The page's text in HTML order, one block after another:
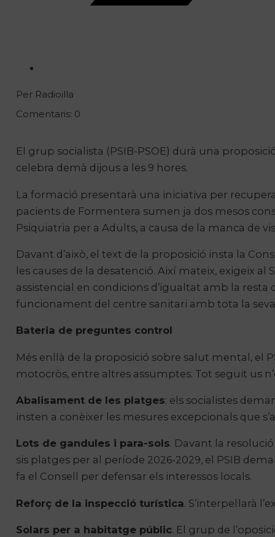
Per Radioilla
Comentaris: 0
El grup socialista (PSIB-PSOE) durà una
celebra demà dijous a les 9 hores.
La formació presentarà una iniciativa per
pacients de Formentera sumen ja dos mesos
Psiquiatria per a Adults, a causa de la manca de
Davant d’això, el text de la proposició insta la
les causes de la desatenció. Així mateix, exigeix
assistencial en condicions d’igualtat amb la resta
funcionament del centre sanitari amb tota la seva
Bateria de preguntes control
Més enllà de la proposició sobre salut mental, el
motocròs, entre altres assumptes. Tot seguit us
Abalisament de les platges: els socialistes
insten a conèixer les mesures excepcionals que
Lots de gandules i para-sols. Davant la
sis platges per al període 2026-2029, el PSIB
fa el Consell per defensar els interessos locals.
Reforç de la inspecció turística. S’interpel·larà
Solars per a habitatge públic. El grup de